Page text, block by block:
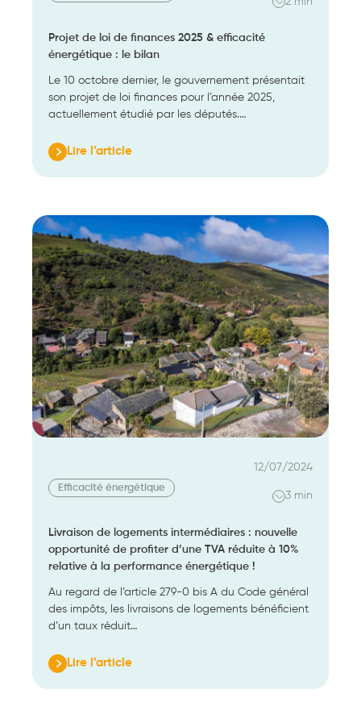
Projet de loi de finances 2025 & efficacité
énergétique : le bilan
Le 10 octobre dernier, le gouvernement présentait
son projet de loi finances pour l’année 2025,
actuellement étudié par les députés.…
Lire l’article
:
Projet
de
finances
2025
&
efficacité
énergétique
:
le
bilan
Efficacité énergétique
12/07/2024
3 min
Livraison de logements intermédiaires : nouvelle
opportunité de profiter d’une TVA réduite à 10%
relative à la performance énergétique !
Au regard de l’article 279-0 bis A du Code général
des impôts, les livraisons de logements bénéficient
d’un taux réduit…
Lire l’article
:
Livraison